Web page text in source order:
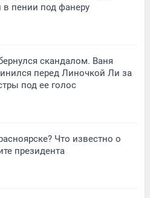
в пении под фанеру
скандалом. Ваня
перед Линочкой Ли за
под ее голос
Что известно о
президента